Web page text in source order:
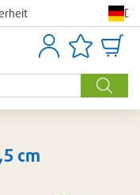
Suche
AnmeldenArtikellisten
cm